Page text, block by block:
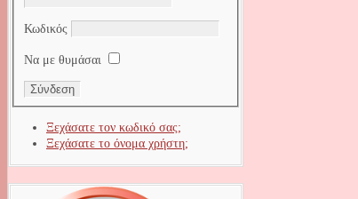
Κωδικός
Να με θυμάσαι
Ξεχάσατε τον κωδικό σας;
Ξεχάσατε το όνομα χρήστη;